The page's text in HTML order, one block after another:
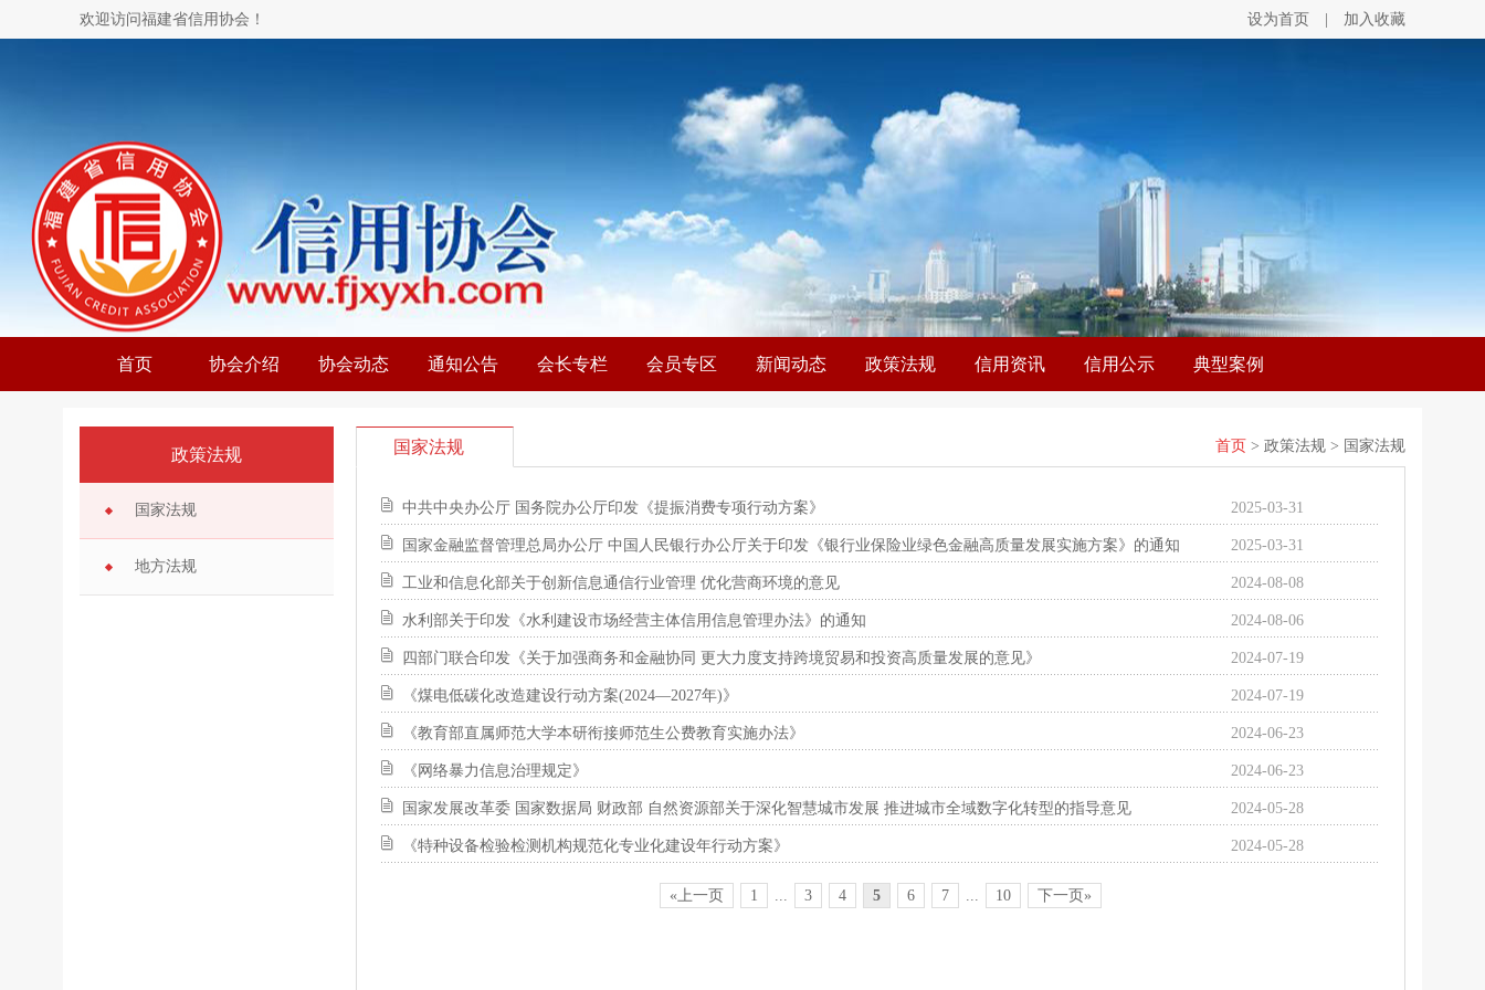
欢迎访问福建省信用协会！ 设为首页 加入收藏
首页 协会介绍 协会动态 通知公告 会长专栏 会员专区 新闻动态 政策法规 信用资讯 信用公示 典型案例
政策法规
国家法规
地方法规
国家法规 首页 > 政策法规 > 国家法规
中共中央办公厅 国务院办公厅印发《提振消费专项行动方案》 2025-03-31
国家金融监督管理总局办公厅 中国人民银行办公厅关于印发《银行业保险业绿色金融高质量发展实施方案》的通知 2025-03-31
工业和信息化部关于创新信息通信行业管理 优化营商环境的意见 2024-08-08
水利部关于印发《水利建设市场经营主体信用信息管理办法》的通知 2024-08-06
四部门联合印发《关于加强商务和金融协同 更大力度支持跨境贸易和投资高质量发展的意见》 2024-07-19
《煤电低碳化改造建设行动方案(2024—2027年)》 2024-07-19
《教育部直属师范大学本研衔接师范生公费教育实施办法》 2024-06-23
《网络暴力信息治理规定》 2024-06-23
国家发展改革委 国家数据局 财政部 自然资源部关于深化智慧城市发展 推进城市全域数字化转型的指导意见 2024-05-28
《特种设备检验检测机构规范化专业化建设年行动方案》 2024-05-28
«上一页 1 ... 3 4 5 6 7 ... 10 下一页»